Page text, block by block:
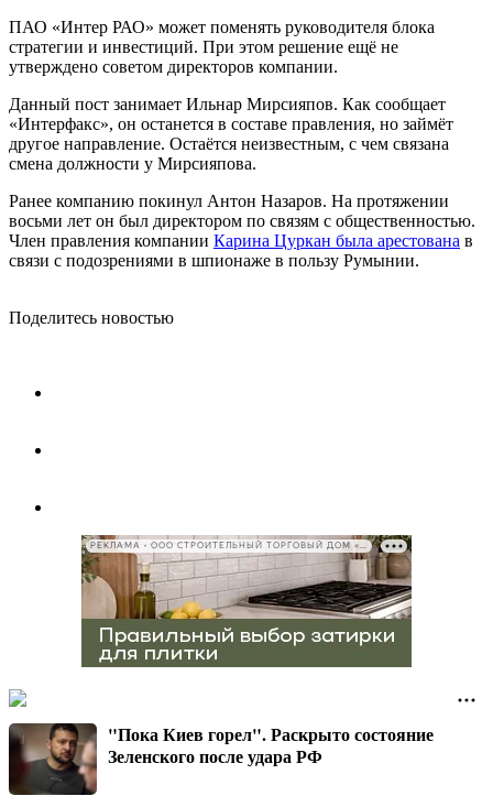
ПАО «Интер РАО» может поменять руководителя блока
стратегии и инвестиций. При этом решение ещё не
утверждено советом директоров компании.
Данный пост занимает Ильнар Мирсияпов. Как сообщает
«Интерфакс», он останется в составе правления, но займёт
другое направление. Остаётся неизвестным, с чем связана
смена должности у Мирсияпова.
Ранее компанию покинул Антон Назаров. На протяжении
восьми лет он был директором по связям с общественностью.
Член правления компании Карина Цуркан была арестована в
связи с подозрениями в шпионаже в пользу Румынии.
Поделитесь новостью
РЕКЛАМА • ООО СТРОИТЕЛЬНЫЙ ТОРГОВЫЙ ДОМ «ПЕТРОВИЧ», ИНН 7802348846
"Пока Киев горел". Раскрыто состояние
Зеленского после удара РФ